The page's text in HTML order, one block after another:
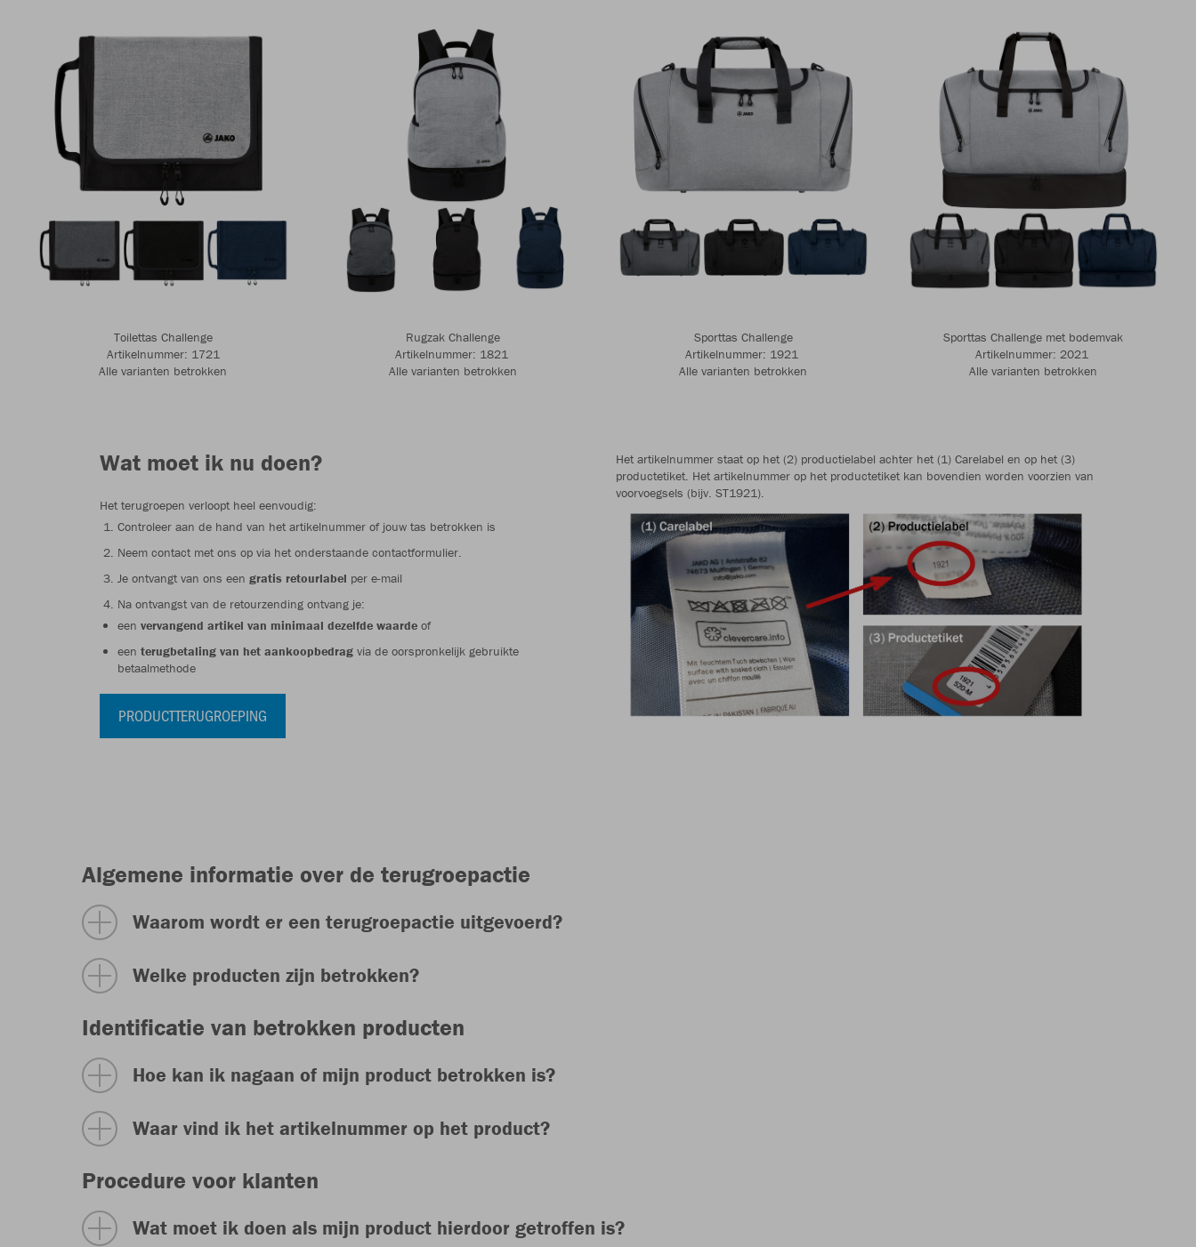
Toilettas Challenge
Artikelnummer: 1721
Alle varianten betrokken
Rugzak Challenge
Artikelnummer: 1821 ​​​​​​
Alle varianten betrokken
Sporttas Challenge
Artikelnummer: 1921 ​​​​​​
Alle varianten betrokken
Sporttas Challenge met bodemvak
Artikelnummer: 2021 ​​​​​​
Alle varianten betrokken
Wat moet ik nu doen?
Het terugroepen verloopt heel eenvoudig:
Controleer aan de hand van het artikelnummer of jouw tas betrokken is
Neem contact met ons op via het onderstaande contactformulier.
Je ontvangt van ons een gratis retourlabel per e-mail
Na ontvangst van de retourzending ontvang je:
een vervangend artikel van minimaal dezelfde waarde of
een terugbetaling van het aankoopbedrag via de oorspronkelijk gebruikte
betaalmethode
PRODUCTTERUGROEPING
Het artikelnummer staat op het (2) productielabel achter het (1) Carelabel en op het (3)
productetiket. Het artikelnummer op het productetiket kan bovendien worden voorzien van
voorvoegsels (bijv. ST1921).
Algemene informatie over de terugroepactie
Waarom wordt er een terugroepactie uitgevoerd?
Welke producten zijn betrokken?
Identificatie van betrokken producten
Hoe kan ik nagaan of mijn product betrokken is?
Waar vind ik het artikelnummer op het product?
Procedure voor klanten
Wat moet ik doen als mijn product hierdoor getroffen is?